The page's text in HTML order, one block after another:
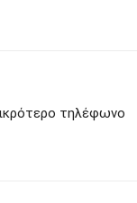
τηλέφωνο